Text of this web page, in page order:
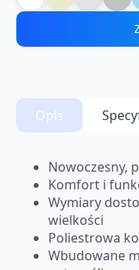
Opis
Nowoczesny,
Komfort i
Wymiary
wielkości
Poliestrowa
Wbudowane